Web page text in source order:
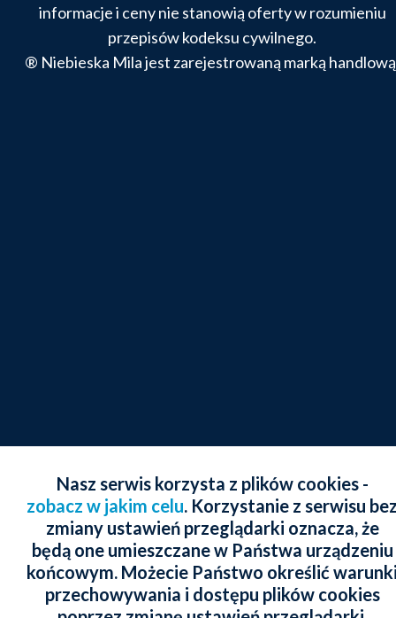
informacje i ceny nie stanowią oferty w rozumieniu
przepisów kodeksu cywilnego.
® Niebieska Mila jest zarejestrowaną marką
Nasz serwis korzysta z plików cookies -
zobacz w jakim celu. Korzystanie z serwisu
zmiany ustawień przeglądarki oznacza, że
będą one umieszczane w Państwa urządzeniu
końcowym. Możecie Państwo określić
przechowywania i dostępu plików cookies